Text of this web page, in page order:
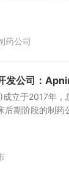
药公司
发公司：
立于2017年
期阶段的制药